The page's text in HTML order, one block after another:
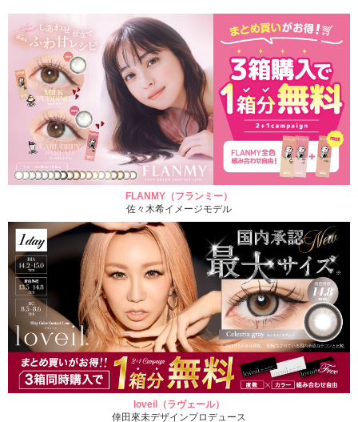
FLANMY（フランミー）
佐々木希イメージモデル
loveil（ラヴェール）
倖田來未デザインプロデュース